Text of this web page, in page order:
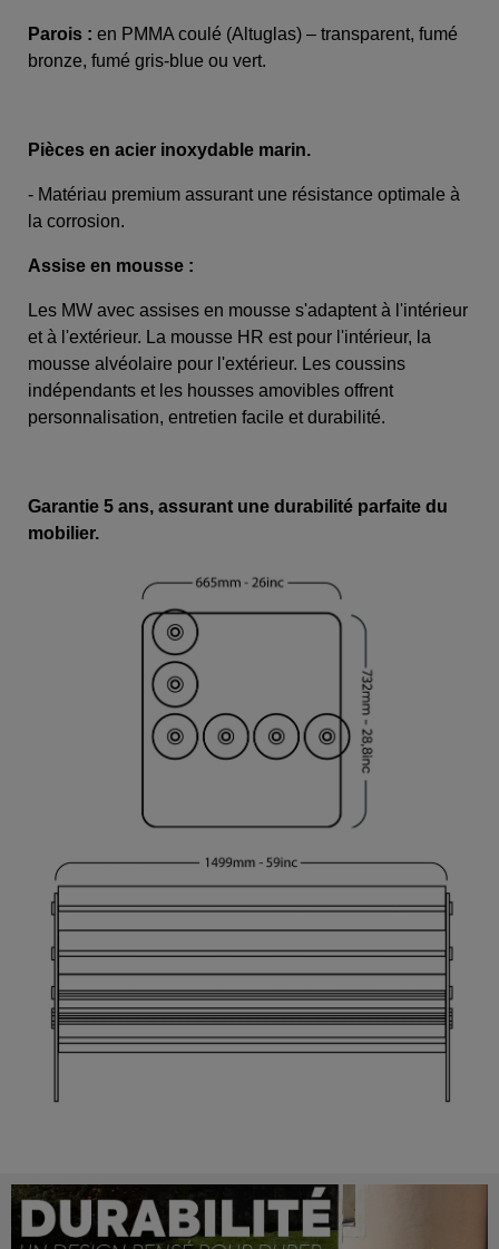
Parois : en PMMA coulé (Altuglas) – transparent, fumé
bronze, fumé gris-blue ou vert.
Pièces en acier inoxydable marin.
- Matériau premium assurant une résistance optimale à
la corrosion.
Assise en mousse :
Les MW avec assises en mousse s'adaptent à l'intérieur
et à l'extérieur. La mousse HR est pour l'intérieur, la
mousse alvéolaire pour l'extérieur. Les coussins
indépendants et les housses amovibles offrent
personnalisation, entretien facile et durabilité.
Garantie 5 ans, assurant une durabilité parfaite du
mobilier.